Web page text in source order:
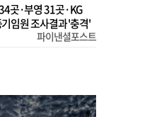
곳·부영 31곳·KG
임원 조사결과 '충격'
파이낸셜포스트